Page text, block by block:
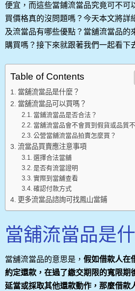
便宜，而這些當鋪流當品究竟可不可
買價格真的沒問題嗎？今天本文將詳
及流當品有哪些優點？當舖流當品的
購買嗎？接下來就跟著我們一起看下
Table of Contents
當舖流當品是什麼？
當舖流當品可以買嗎？
當鋪流當品是否合法？
當舖流當品會不會買到假貨或品質
公營當舖流當品拍賣怎麼買？
流當品買賣應注意事項
選擇合法當舖
是否有流當證明
實際到當舖查看
確認付款方式
更多流當品諮詢可找鳳山當鋪
當舖流當品是
當舖流當品的意思是， 假如借款人在
約定還款，在過了繳交期限的寬限期
延當或採取其他還款動作，那麼借款